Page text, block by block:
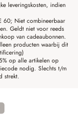
leveringskosten, indien
60; Niet combineerbaar
Geldt niet voor reeds
van cadeaubonnen.
producten waarbij dit
op alle artikelen op
nodig. Slechts t/m
strekt.